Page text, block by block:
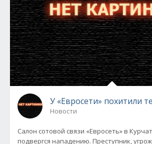
У «Евросети» похитили
Новости
Салон сотовой связи «Евросеть» в
подвергся нападению. Преступник,